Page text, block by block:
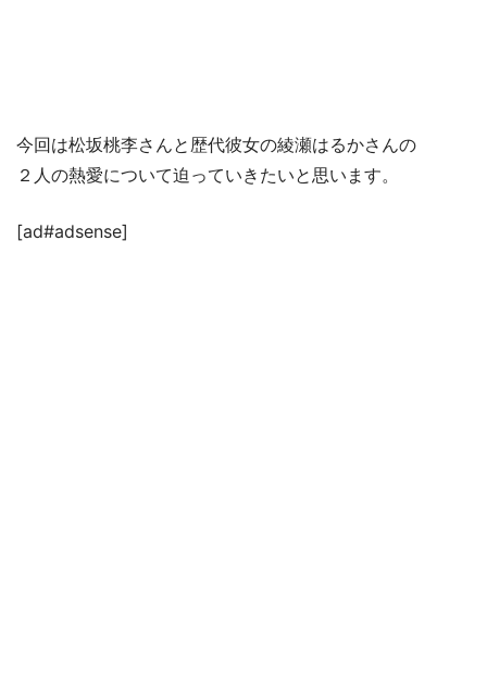
今回は松坂桃李さんと歴代彼女の綾瀬はるかさんの
２人の熱愛について迫っていきたいと思います。
[ad#adsense]